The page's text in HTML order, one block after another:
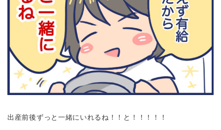
出産前後ずっと一緒にいれるね！！と！！！！！